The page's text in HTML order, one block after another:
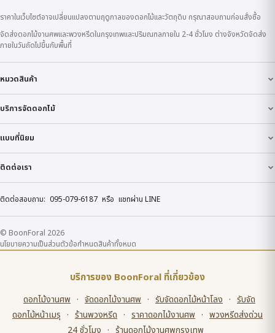
ราคาในเว็บไซต์อาจเปลี่ยนแปลงตามฤดูกาลของดอกไม้และวัตถุดิบ กรุณาสอบถามก่อนสั่งซื้อ
จัดส่งดอกไม้งานศพและพวงหรีดในกรุงเทพและปริมณฑลภายใน 2-4 ชั่วโมง ต่างจังหวัดจัดส่ง
ภายในวันถัดไปขึ้นกับพื้นที่
หมวดสินค้า
บริการจัดดอกไม้
แบบที่นิยม
ติดต่อเรา
ติดต่อสอบถาม: 095-079-6187 หรือ แชทผ่าน LINE
© BoonForal 2026
นโยบายความเป็นส่วนตัวข้อกำหนดสินค้าทั้งหมด
บริการของ BoonForal ที่เกี่ยวข้อง
ดอกไม้งานศพ · จัดดอกไม้งานศพ · รับจัดดอกไม้หน้าโลง · รับจัด
ดอกไม้หน้าเมรุ · ร้านพวงหรีด · ราคาดอกไม้งานศพ · พวงหรีดส่งด่วน
24 ชั่วโมง · ร้านดอกไม้งานศพกรุงเทพ